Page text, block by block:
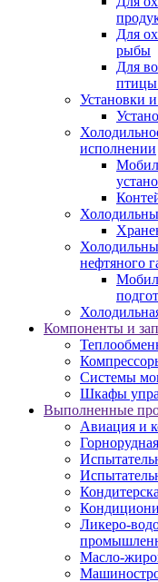
Для
рыбы
Для
птицы
Установки
исполнении
нефтяного
Компоненты и
Системы
Шкафы
Выполненные
Авиация и
Ликеро-
Масло-